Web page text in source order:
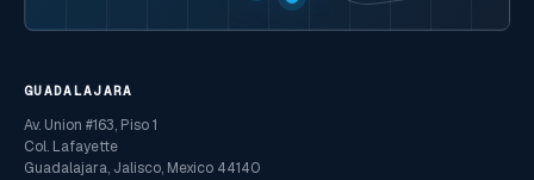
GUADALAJARA
Av. Union #163, Piso 1
Col. Lafayette
Guadalajara, Jalisco, Mexico 44140